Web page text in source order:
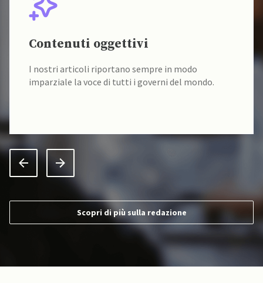
Contenuti oggettivi
I nostri articoli riportano sempre in modo
imparziale la voce di tutti i governi del mondo.
Scopri di più sulla redazione